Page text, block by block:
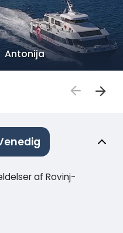
Antonija
af Rovinj-